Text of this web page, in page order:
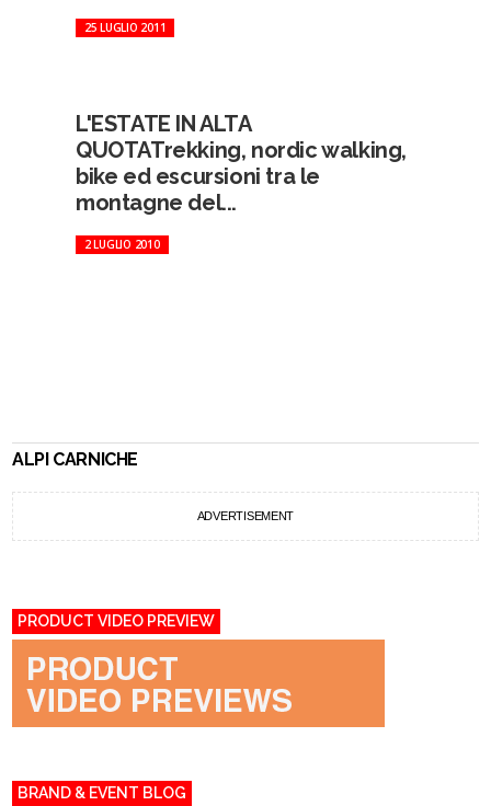
25 LUGLIO 2011
L'ESTATE IN ALTA
QUOTATrekking, nordic walking,
bike ed escursioni tra le
montagne del...
2 LUGLIO 2010
ALPI CARNICHE
ADVERTISEMENT
PRODUCT VIDEO PREVIEW
BRAND & EVENT BLOG